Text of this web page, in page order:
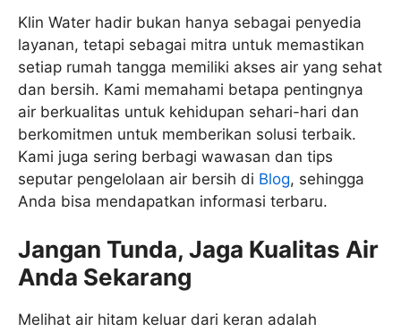
Klin Water hadir bukan hanya sebagai penyedia
layanan, tetapi sebagai mitra untuk memastikan
setiap rumah tangga memiliki akses air yang sehat
dan bersih. Kami memahami betapa pentingnya
air berkualitas untuk kehidupan sehari-hari dan
berkomitmen untuk memberikan solusi terbaik.
Kami juga sering berbagi wawasan dan tips
seputar pengelolaan air bersih di Blog, sehingga
Anda bisa mendapatkan informasi terbaru.
Jangan Tunda, Jaga Kualitas Air
Anda Sekarang
Melihat air hitam keluar dari keran adalah